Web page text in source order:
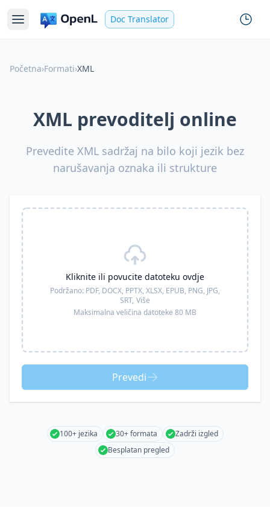
Doc Translator
Početna›Formati›XML
XML prevoditelj online
Prevedite XML sadržaj na bilo koji jezik bez
narušavanja oznaka ili strukture
Kliknite ili povucite datoteku ovdje
Podržano: PDF, DOCX, PPTX, XLSX, EPUB, PNG, JPG,
SRT, Više
Maksimalna veličina datoteke 80 MB
Prevedi
100+ jezika 30+ formata
Zadrži izgled
Besplatan pregled